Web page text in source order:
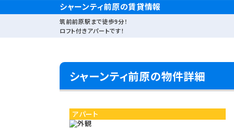
シャーンティ前原の賃貸情報
筑前前原駅まで徒歩9分！
ロフト付きアパートです！
シャーンティ前原の物件詳細
アパート